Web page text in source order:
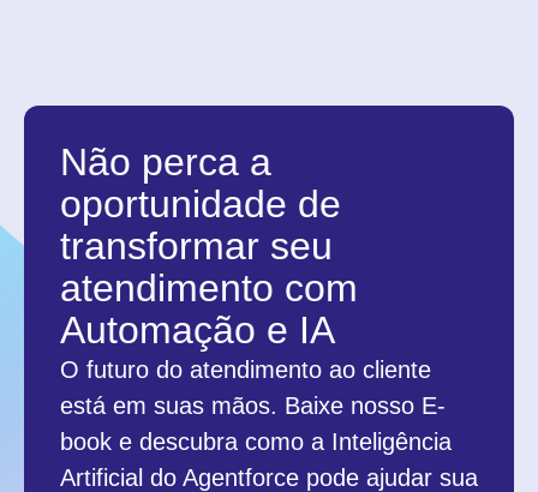
Não perca a
oportunidade de
transformar seu
atendimento com
Automação e IA
O futuro do atendimento ao cliente
está em suas mãos. Baixe nosso E-
book e descubra como a Inteligência
Artificial do Agentforce pode ajudar sua